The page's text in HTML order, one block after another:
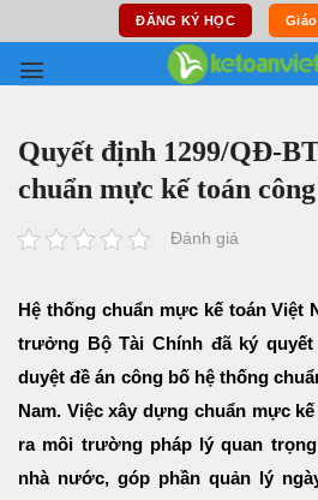
content
ĐĂNG KÝ HỌC
Quyết định 1299/QĐ-
chuẩn mực kế toán
Đánh giá
Hệ thống chuẩn mực kế toán Việt
trưởng Bộ Tài Chính đã ký quyết
duyệt đề án công bố hệ thống
Nam. Việc xây dựng chuẩn mực
ra môi trường pháp lý quan
nhà nước, góp phần quản lý